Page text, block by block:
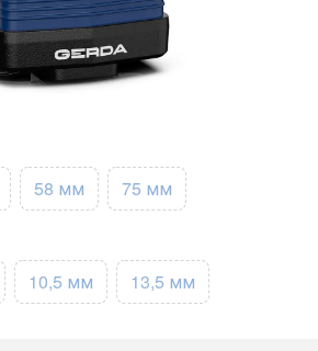
58 мм 75 мм
10,5 мм 13,5 мм